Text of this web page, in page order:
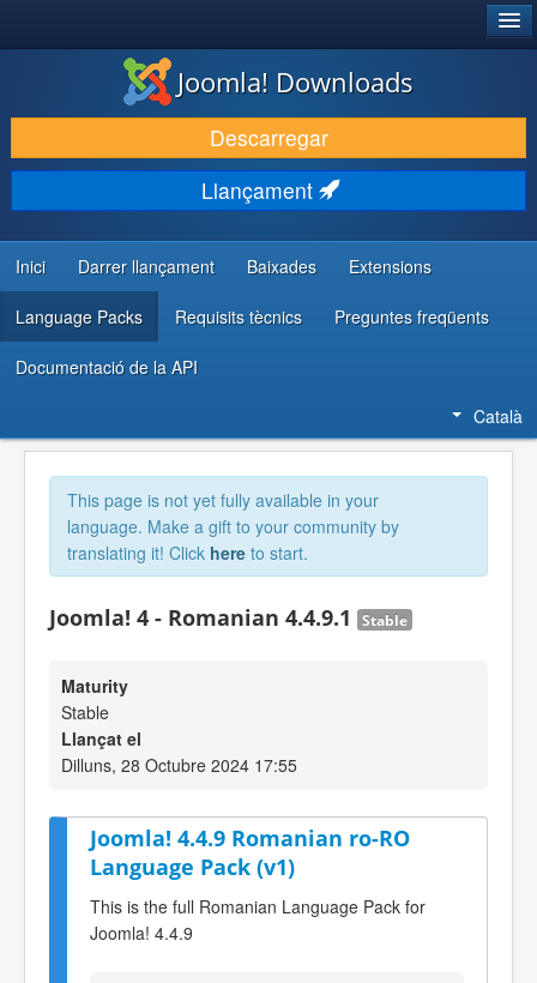
DESCARREGA & AMPLIA
DESCOBRIR & APRENDRE
COMUNITAT & SUPORT
RECURSOS PER DESENVOLUPADORS/ES
Joomla! Downloads
Descarregar
Llançament
Inici Darrer llançament Baixades Extensions
Language Packs Requisits tècnics Preguntes freqüents
Documentació de la API
Català
This page is not yet fully available in your
language. Make a gift to your community by
translating it! Click here to start.
Joomla! 4 - Romanian 4.4.9.1 Stable
Maturity
Stable
Llançat el
Dilluns, 28 Octubre 2024 17:55
Joomla! 4.4.9 Romanian ro-RO
Language Pack (v1)
This is the full Romanian Language Pack for
Joomla! 4.4.9